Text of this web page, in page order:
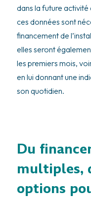
dans la future activité
ces données sont
financement de
elles seront
les premiers mois,
en lui donnant une
son quotidien.
Du
multiples,
options